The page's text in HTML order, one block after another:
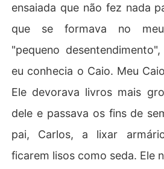
ensaiada que não fez nada
que se formava no
"pequeno
eu conhecia o Caio. Meu
Ele devorava livros mais
dele e passava os fins de
pai, Carlos, a lixar
ficarem lisos como seda. Ele